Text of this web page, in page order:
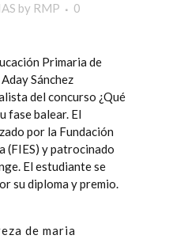
by RMP
0
Primaria de
Aday Sánchez
del concurso ¿Qué
fase balear. El
por la Fundación
(FIES) y patrocinado
. El estudiante se
su diploma y premio.
de maria